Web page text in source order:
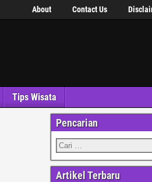
About Contact Us
Tips Wisata
Pencarian
Artikel Terbaru